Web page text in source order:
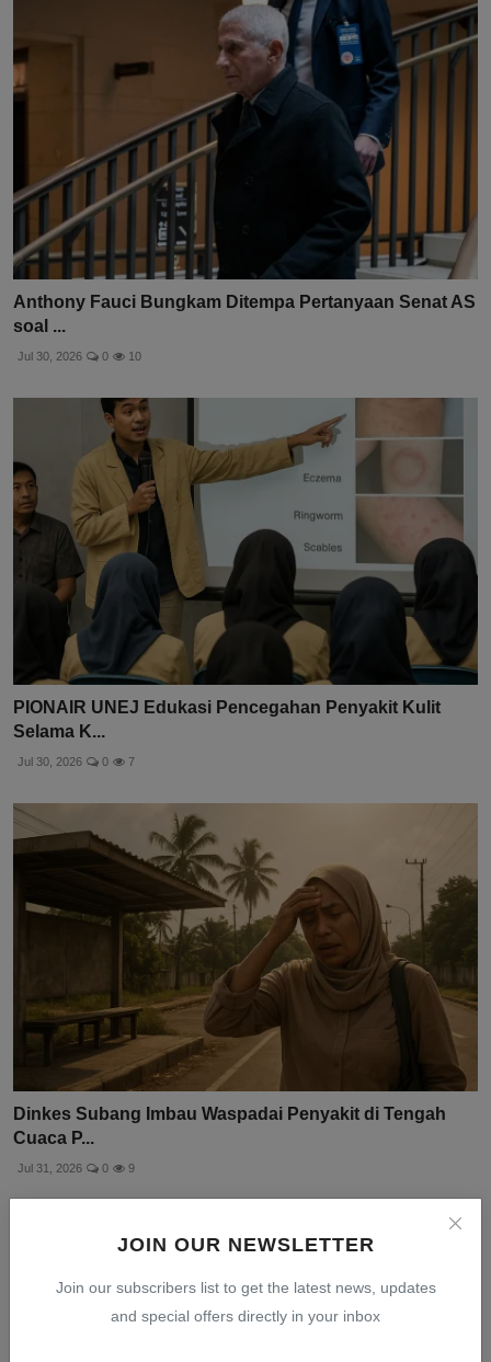
JOIN OUR NEWSLETTER
Join our subscribers list to get the latest news, updates
and special offers directly in your inbox
Anthony Fauci Bungkam Ditempa Pertanyaan Senat AS
soal ...
Jul 30, 2026 0 10
PIONAIR UNEJ Edukasi Pencegahan Penyakit Kulit
Selama K...
Jul 30, 2026 0 7
Dinkes Subang Imbau Waspadai Penyakit di Tengah
Cuaca P...
Jul 31, 2026 0 9